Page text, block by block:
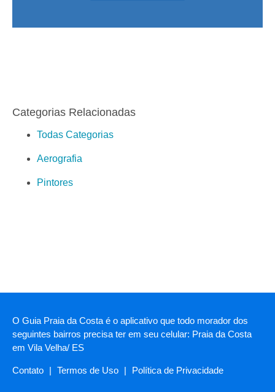
Categorias Relacionadas
Todas Categorias
Aerografia
Pintores
O Guia Praia da Costa é o aplicativo que todo morador dos
seguintes bairros precisa ter em seu celular: Praia da Costa
em Vila Velha/ ES
Contato | Termos de Uso | Política de Privacidade